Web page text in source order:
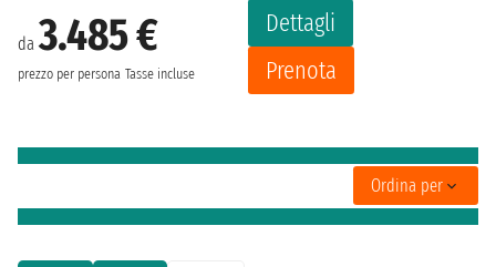
da3.485 €
prezzo per persona Tasse incluse
Dettagli
Prenota
Ordina per